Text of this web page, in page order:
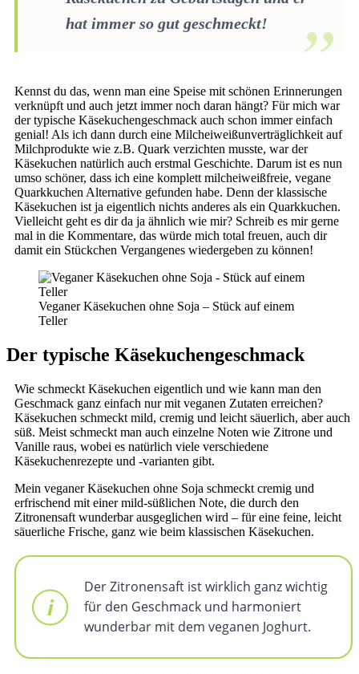
hat immer so gut geschmeckt!
Kennst du das, wenn man eine Speise mit schönen Erinnerungen
verknüpft und auch jetzt immer noch daran hängt? Für mich war
der typische Käsekuchengeschmack auch schon immer einfach
genial! Als ich dann durch eine Milcheiweißunverträglichkeit auf
Milchprodukte wie z.B. Quark verzichten musste, war der
Käsekuchen natürlich auch erstmal Geschichte. Darum ist es nun
umso schöner, dass ich eine komplett milcheiweißfreie, vegane
Quarkkuchen Alternative gefunden habe. Denn der klassische
Käsekuchen ist ja eigentlich nichts anderes als ein Quarkkuchen.
Vielleicht geht es dir da ja ähnlich wie mir? Schreib es mir gerne
mal in die Kommentare, das würde mich total freuen, auch dir
damit ein Stückchen Vergangenes wiedergeben zu können!
Veganer Käsekuchen ohne Soja – Stück auf einem
Teller
Der typische Käsekuchengeschmack
Wie schmeckt Käsekuchen eigentlich und wie kann man den
Geschmack ganz einfach nur mit veganen Zutaten erreichen?
Käsekuchen schmeckt mild, cremig und leicht säuerlich, aber auch
süß. Meist schmeckt man auch einzelne Noten wie Zitrone und
Vanille raus, wobei es natürlich viele verschiedene
Käsekuchenrezepte und -varianten gibt.
Mein veganer Käsekuchen ohne Soja schmeckt cremig und
erfrischend mit einer mild-süßlichen Note, die durch den
Zitronensaft wunderbar ausgeglichen wird – für eine feine, leicht
säuerliche Frische, ganz wie beim klassischen Käsekuchen.
Der Zitronensaft ist wirklich ganz wichtig
für den Geschmack und harmoniert
wunderbar mit dem veganen Joghurt.